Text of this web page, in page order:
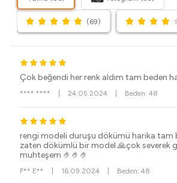
(69)
Çok beğendi her renk aldım tam beden
**** **** 24.05.2024 Beden: 48
rengi modeli duruşu dökümü harika tam
zaten dökümlü bir model 🙏çok severek
muhteşem 🤌🤌🤌
F** E** 16.09.2024 Beden: 48